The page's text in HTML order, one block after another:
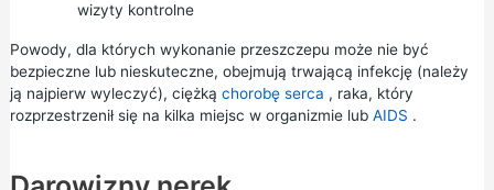
wizyty kontrolne
Powody, dla których wykonanie przeszczepu może nie być
bezpieczne lub nieskuteczne, obejmują trwającą infekcję (należy
ją najpierw wyleczyć), ciężką chorobę serca , raka, który
rozprzestrzenił się na kilka miejsc w organizmie lub AIDS .